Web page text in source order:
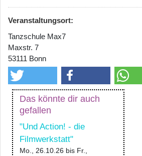
Veranstaltungsort:
Tanzschule Max7
Maxstr. 7
53111 Bonn
Das könnte dir auch
gefallen
"Und Action! - die
Filmwerkstatt"
Mo., 26.10.26 bis Fr.,